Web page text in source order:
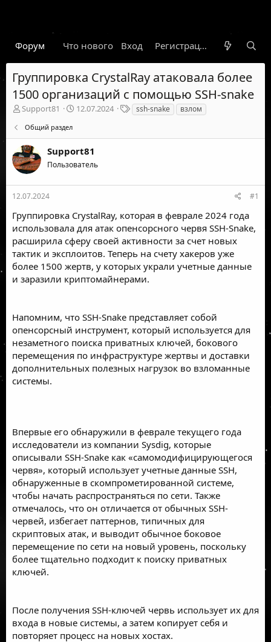
Форум Что нового Гарант Новости
Вход Регистрация
Группировка CrystalRay атаковала более
1500 организаций с помощью SSH-snake
А
о
р
т
е
м
ы
Support81
Д
а
н
а
а
12.07.2024
Т
е
и
ssh-snake взлом
Общий раздел
Support81
Пользователь
12.07.2024 #1
Группировка CrystalRay, которая в феврале 2024 года
использовала для атак опенсорсного червя SSH-Snake,
расширила сферу своей активности за счет новых
тактик и эксплоитов. Теперь на счету хакеров уже
более 1500 жертв, у которых украли учетные данные
и заразили криптомайнерами.
Напомним, что SSH-Snake представляет собой
опенсорсный инструмент, который используется для
незаметного поиска приватных ключей, бокового
перемещения по инфраструктуре жертвы и доставки
дополнительных полезных нагрузок во взломанные
системы.
Впервые его обнаружили в феврале текущего года
исследователи из компании Sysdig, которые
описывали SSH-Snake как «самомодифицирующегося
червя», который использует учетные данные SSH,
обнаруженные в скомпрометированной системе,
чтобы начать распространяться по сети. Также
отмечалось, что он отличается от обычных SSH-
червей, избегает паттернов, типичных для
скриптовых атак, и выводит обычное боковое
перемещение по сети на новый уровень, поскольку
более тщательно подходит к поиску приватных
ключей.
После получения SSH-ключей червь использует их для
входа в новые системы, а затем копирует себя и
повторяет процесс на новых хостах.